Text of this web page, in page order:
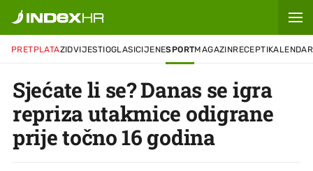
PRETPLATAZIDVIJESTIOGLASICIJENESPORTMAGAZINRECEPTIKALENDAR
Sjećate li se? Danas se igra
repriza utakmice odigrane
prije točno 16 godina